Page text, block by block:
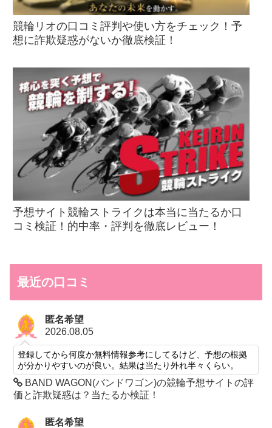
競輪リオの口コミ評判や使い方をチェック！予
想に詐欺疑惑がないか徹底検証！
予想サイト競輪ストライクは本当に当たるか口
コミ検証！的中率・評判を徹底レビュー！
最近の口コミ
匿名希望
2026.08.05
登録してから何度か無料情報参考にしてるけど、予想の根拠
が分かりやすいのが良い。結果は当たり外れ半々くらい。
BAND WAGON(バンドワゴン)の競輪予想サイトの評
価と詐欺疑惑は？当たるか検証！
匿名希望